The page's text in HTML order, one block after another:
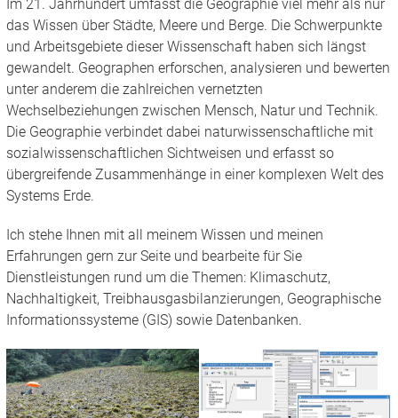
Im 21. Jahrhundert umfasst die Geographie viel mehr als nur
das Wissen über Städte, Meere und Berge. Die Schwerpunkte
und Arbeitsgebiete dieser Wissenschaft haben sich längst
gewandelt. Geographen erforschen, analysieren und bewerten
unter anderem die zahlreichen vernetzten
Wechselbeziehungen zwischen Mensch, Natur und Technik.
Die Geographie verbindet dabei naturwissenschaftliche mit
sozialwissenschaftlichen Sichtweisen und erfasst so
übergreifende Zusammenhänge in einer komplexen Welt des
Systems Erde.
Ich stehe Ihnen mit all meinem Wissen und meinen
Erfahrungen gern zur Seite und bearbeite für Sie
Dienstleistungen rund um die Themen: Klimaschutz,
Nachhaltigkeit, Treibhausgasbilanzierungen, Geographische
Informationssysteme (GIS) sowie Datenbanken.